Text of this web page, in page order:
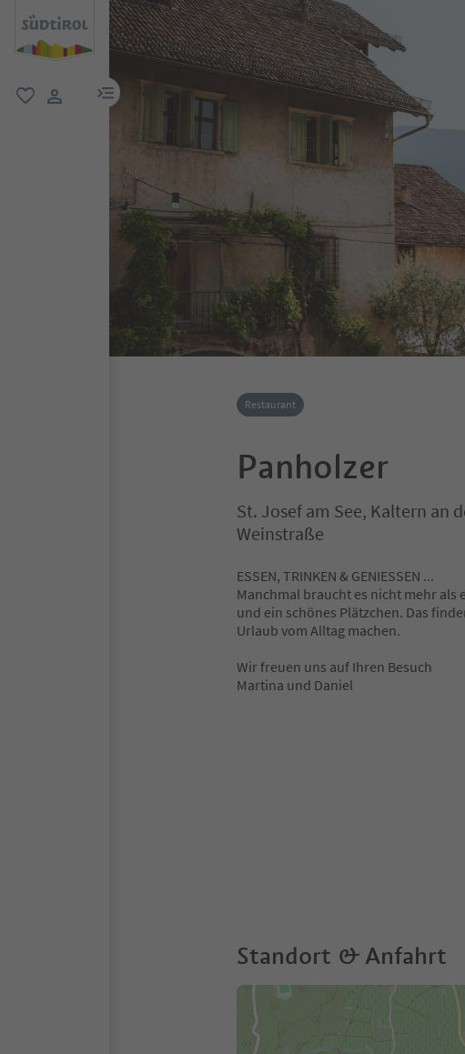
menu link
Restaurant
Panholzer
St. Josef am See, Kaltern an
Weinstraße
ESSEN, TRINKEN & GENIESSEN ...
Manchmal braucht es nicht mehr als
und ein schönes Plätzchen. Das
Urlaub vom Alltag machen.
Wir freuen uns auf Ihren Besuch
Martina und Daniel
Standort & Anfahrt